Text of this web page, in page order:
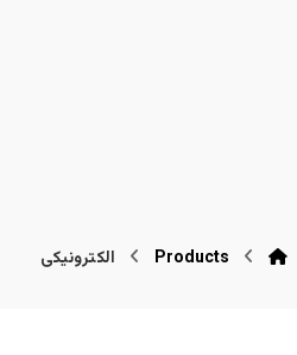
Products الکترونیکی